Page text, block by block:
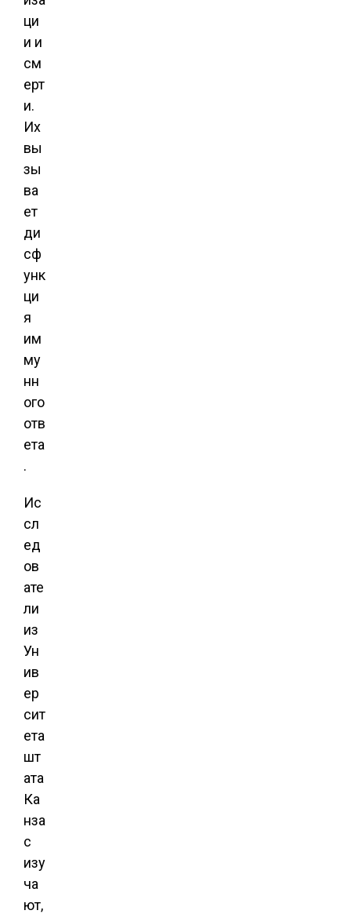
ци
и и
см
ерт
и.
Их
вы
зы
ва
ет
ди
сф
унк
ци
я
им
му
нн
ого
отв
ета
.
Ис
сл
ед
ов
ате
ли
из
Ун
ив
ер
сит
ета
шт
ата
Ка
нза
с
изу
ча
ют,